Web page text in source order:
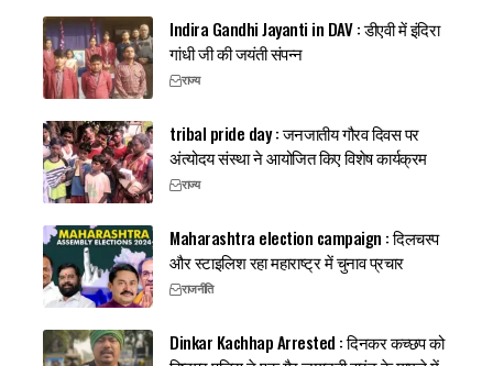
Indira Gandhi Jayanti in DAV : डीएवी में इंदिरा
गांधी जी की जयंती संपन्न
राज्य
tribal pride day : जनजातीय गौरव दिवस पर
अंत्योदय संस्था ने आयोजित किए विशेष कार्यक्रम
राज्य
Maharashtra election campaign : दिलचस्प
और स्टाइलिश रहा महाराष्ट्र में चुनाव प्रचार
राजनीति
Dinkar Kachhap Arrested : दिनकर कच्छप को